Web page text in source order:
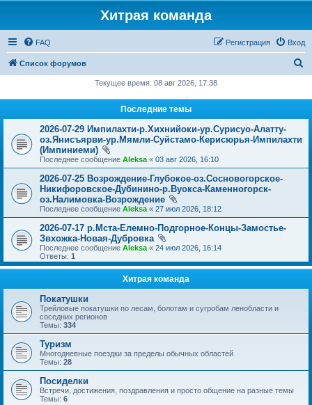
Хитрая команда
FAQ Вход
Регистрация
Список форумов
Текущее время: 08 авг 2026, 17:38
Последние темы
2026-07-29 Импилахти-р.Хихнийоки-ур.Сурисуо-Алатту-
оз.Янисъярви-ур.Мямли-Суйстамо-Керисюрья-Импилахти
(Импиниеми)
Последнее сообщение Aleksa « 03 авг 2026, 16:10
2026-07-25 Возрождение-Глубокое-оз.Сосновогорское-
Никифоровское-Дубинино-р.Вуокса-Каменногорск-
оз.Налимовка-Возрождение
Последнее сообщение Aleksa « 27 июл 2026, 18:12
2026-07-17 р.Мста-Елемно-Подгорное-Концы-Замостье-
Звхожка-Новая-Дубровка
Последнее сообщение Aleksa « 24 июл 2026, 16:14
Ответы: 1
Хитрая команда
Покатушки
Трейловые покатушки по лесам, болотам и сугробам ленобласти и
соседних регионов
Темы: 334
Туризм
Многодневные поездки за пределы обычных областей
Темы: 28
Посиделки
Встречи, достижения, поздравления и просто общение на разные темы
Темы: 6